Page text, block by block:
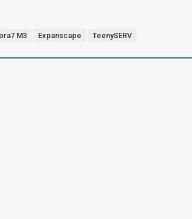
M3 Expanscape TeenySERV